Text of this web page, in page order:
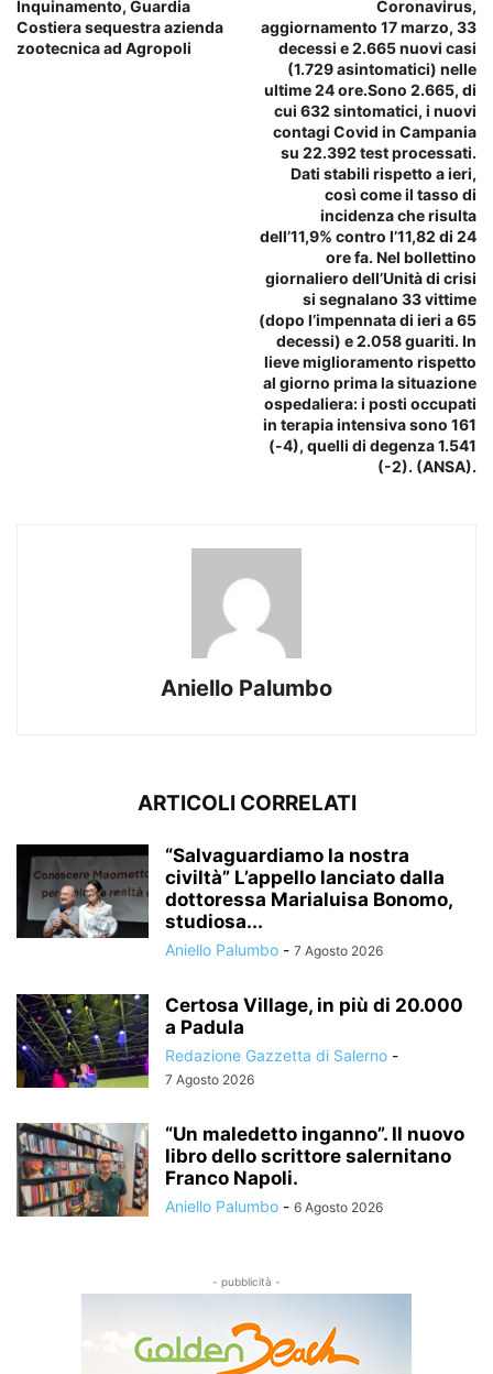
Inquinamento, Guardia
Costiera sequestra azienda
zootecnica ad Agropoli
Coronavirus,
aggiornamento 17 marzo, 33
decessi e 2.665 nuovi casi
(1.729 asintomatici) nelle
ultime 24 ore.Sono 2.665, di
cui 632 sintomatici, i nuovi
contagi Covid in Campania
su 22.392 test processati.
Dati stabili rispetto a ieri,
così come il tasso di
incidenza che risulta
dell’11,9% contro l’11,82 di 24
ore fa. Nel bollettino
giornaliero dell’Unità di crisi
si segnalano 33 vittime
(dopo l’impennata di ieri a 65
decessi) e 2.058 guariti. In
lieve miglioramento rispetto
al giorno prima la situazione
ospedaliera: i posti occupati
in terapia intensiva sono 161
(-4), quelli di degenza 1.541
(-2). (ANSA).
Aniello Palumbo
ARTICOLI CORRELATI
“Salvaguardiamo la nostra
civiltà” L’appello lanciato dalla
dottoressa Marialuisa Bonomo,
studiosa...
Aniello Palumbo - 7 Agosto 2026
Certosa Village, in più di 20.000
a Padula
Redazione Gazzetta di Salerno -
7 Agosto 2026
“Un maledetto inganno”. Il nuovo
libro dello scrittore salernitano
Franco Napoli.
Aniello Palumbo - 6 Agosto 2026
- pubblicità -